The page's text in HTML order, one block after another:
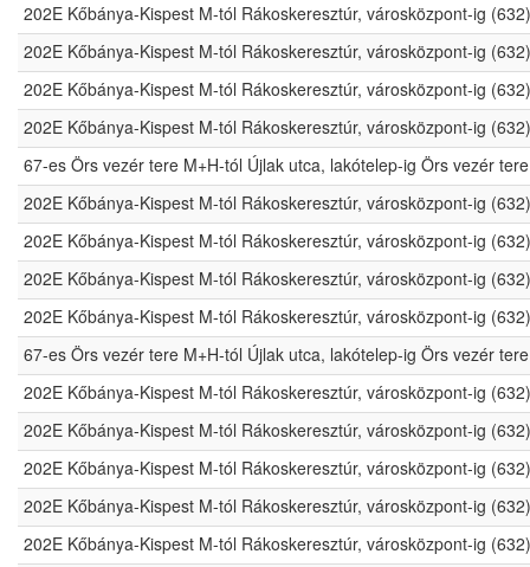
202E Kőbánya-Kispest M-tól Rákoskeresztúr, városközpont-ig (632)
202E Kőbánya-Kispest M-tól Rákoskeresztúr, városközpont-ig (632)
202E Kőbánya-Kispest M-tól Rákoskeresztúr, városközpont-ig (632)
202E Kőbánya-Kispest M-tól Rákoskeresztúr, városközpont-ig (632)
67-es Örs vezér tere M+H-tól Újlak utca, lakótelep-ig Örs vezér
202E Kőbánya-Kispest M-tól Rákoskeresztúr, városközpont-ig (632)
202E Kőbánya-Kispest M-tól Rákoskeresztúr, városközpont-ig (632)
202E Kőbánya-Kispest M-tól Rákoskeresztúr, városközpont-ig (632)
202E Kőbánya-Kispest M-tól Rákoskeresztúr, városközpont-ig (632)
67-es Örs vezér tere M+H-tól Újlak utca, lakótelep-ig Örs vezér
202E Kőbánya-Kispest M-tól Rákoskeresztúr, városközpont-ig (632)
202E Kőbánya-Kispest M-tól Rákoskeresztúr, városközpont-ig (632)
202E Kőbánya-Kispest M-tól Rákoskeresztúr, városközpont-ig (632)
202E Kőbánya-Kispest M-tól Rákoskeresztúr, városközpont-ig (632)
202E Kőbánya-Kispest M-tól Rákoskeresztúr, városközpont-ig (632)